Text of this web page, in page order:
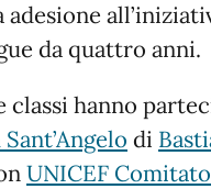
da quattro anni.
classi hanno
di
UNICEF